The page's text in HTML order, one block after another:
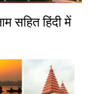
सहित हिंदी में